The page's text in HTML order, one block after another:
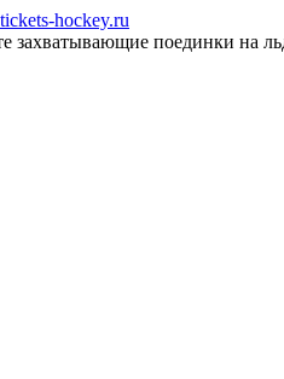
hockey.ru
захватывающие поединки на